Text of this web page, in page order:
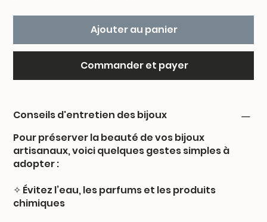
Ajouter au panier
Commander et payer
Conseils d'entretien des bijoux
Pour préserver la beauté de vos bijoux
artisanaux, voici quelques gestes simples à
adopter :
✧ Évitez l’eau, les parfums et les produits
chimiques